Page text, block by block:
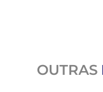
OUTRAS